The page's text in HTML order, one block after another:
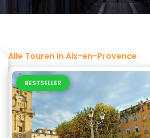
Alle Touren in Aix-en-Provence
BESTSELLER